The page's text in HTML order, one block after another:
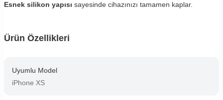
Esnek silikon yapısı sayesinde cihazınızı tamamen kaplar.
Ürün Özellikleri
Uyumlu Model
iPhone XS